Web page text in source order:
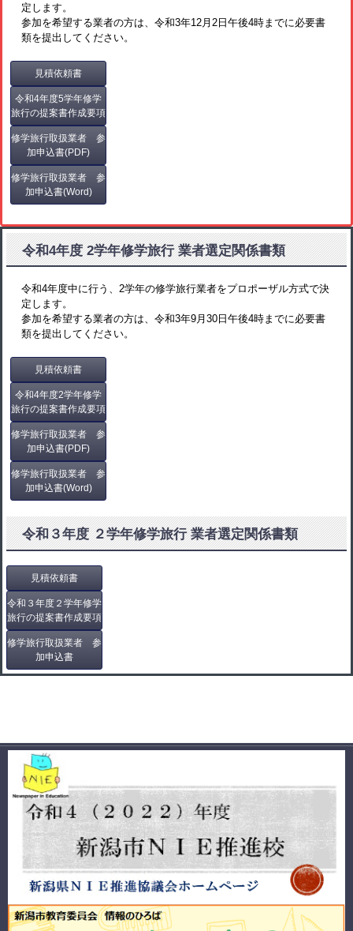
定します。
参加を希望する業者の方は、令和3年12月2日午後4時までに必要書
類を提出してください。
見積依頼書
令和4年度5学年修学
旅行の提案書作成要項
修学旅行取扱業者 参
加申込書(PDF)
修学旅行取扱業者 参
加申込書(Word)
令和4年度 2学年修学旅行 業者選定関係書類
令和4年度中に行う、2学年の修学旅行業者をプロポーザル方式で決
定します。
参加を希望する業者の方は、令和3年9月30日午後4時までに必要書
類を提出してください。
見積依頼書
令和4年度2学年修学
旅行の提案書作成要項
修学旅行取扱業者 参
加申込書(PDF)
修学旅行取扱業者 参
加申込書(Word)
令和３年度 ２学年修学旅行 業者選定関係書類
見積依頼書
令和３年度２学年修学
旅行の提案書作成要項
修学旅行取扱業者 参
加申込書